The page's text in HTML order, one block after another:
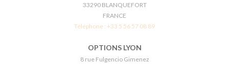
33290 BLANQUEFORT
FRANCE
Téléphone : +33 5 56 57 08 89
OPTIONS LYON
8 rue Fulgencio Gimenez